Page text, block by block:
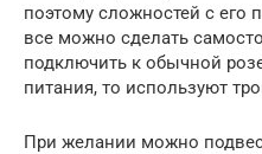
поэтому сложностей с его
все можно сделать
подключить к обычной
питания, то используют
При желании можно